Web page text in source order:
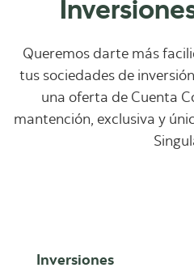
Queremos darte más
tus sociedades de
una oferta de Cuenta
mantención, exclusiva y
Inversiones